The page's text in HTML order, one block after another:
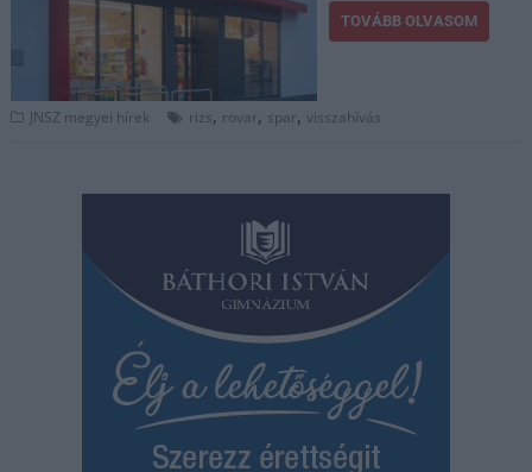
TOVÁBB OLVASOM
JNSZ megyei hírek rizs, rovar, spar,visszahívás